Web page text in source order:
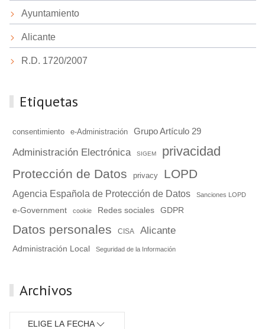
Ayuntamiento
Alicante
R.D. 1720/2007
Etiquetas
consentimiento e-Administración Grupo Artículo 29
Administración Electrónica SIGEM privacidad
Protección de Datos privacy LOPD
Agencia Española de Protección de Datos Sanciones LOPD
e-Government cookie Redes sociales GDPR
Datos personales CISA Alicante
Administración Local Seguridad de la Información
Archivos
ELIGE LA FECHA